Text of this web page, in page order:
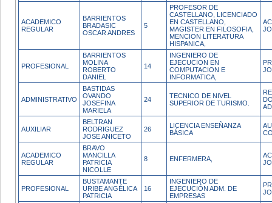
ACADEMICO
REGULAR
BARRIENTOS
BRADASIC
OSCAR ANDRES
5
PROFESOR DE
CASTELLANO, LICENCIADO
EN CASTELLANO,
MAGISTER EN FILOSOFIA,
MENCION LITERATURA
HISPANICA,
PROFESIONAL
BARRIENTOS
MOLINA
ROBERTO
DANIEL
14
INGENIERO DE
EJECUCION EN
COMPUTACION E
INFORMATICA,
ADMINISTRATIVO
BASTIDAS
OVANDO
JOSEFINA
MARIELA
24
TECNICO DE NIVEL
SUPERIOR DE TURISMO.
AUXILIAR
BELTRAN
RODRIGUEZ
JOSE ANICETO
26
LICENCIA ENSEÑANZA
BÁSICA
ACADEMICO
REGULAR
BRAVO
MANCILLA
PATRICIA
NICOLLE
8 ENFERMERA,
PROFESIONAL
BUSTAMANTE
URIBE ANGÉLICA
PATRICIA
16
INGENIERO DE
EJECUCIÓN ADM. DE
EMPRESAS